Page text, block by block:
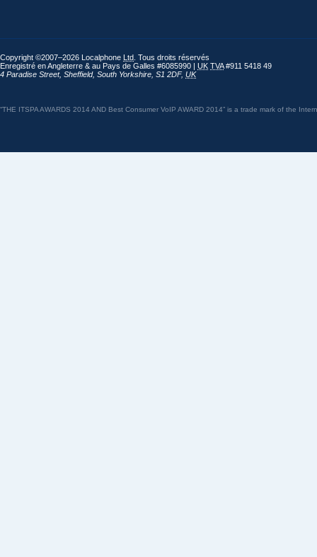
Copyright ©2007–2026 Localphone Ltd . Tous droits réservés
Enregistré en Angleterre & au Pays de Galles #6085990 | UK TVA#911 5418 49
4 Paradise Street, Sheffield, South Yorkshire S1 2DF, UK
“THE ITSPA AWARDS 2014 AND Best Consumer VoIP AWARD 2014” is a trade mark of the